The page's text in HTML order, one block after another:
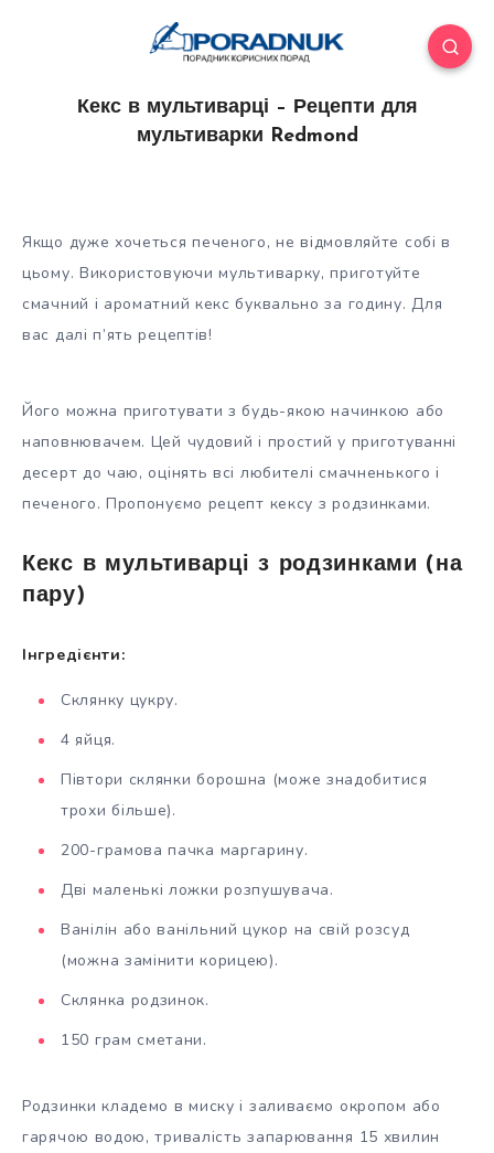
Кекс в мультиварці – Рецепти для
мультиварки Redmond
Якщо дуже хочеться печеного, не відмовляйте собі в
цьому. Використовуючи мультиварку, приготуйте
смачний і ароматний кекс буквально за годину. Для
вас далі п’ять рецептів!
Його можна приготувати з будь-якою начинкою або
наповнювачем. Цей чудовий і простий у приготуванні
десерт до чаю, оцінять всі любителі смачненького і
печеного. Пропонуємо рецепт кексу з родзинками.
Кекс в мультиварці з родзинками (на
пару)
Інгредієнти:
Склянку цукру.
4 яйця.
Півтори склянки борошна (може знадобитися
трохи більше).
200-грамова пачка маргарину.
Дві маленькі ложки розпушувача.
Ванілін або ванільний цукор на свій розсуд
(можна замінити корицею).
Склянка родзинок.
150 грам сметани.
Родзинки кладемо в миску і заливаємо окропом або
гарячою водою, тривалість запарювання 15 хвилин